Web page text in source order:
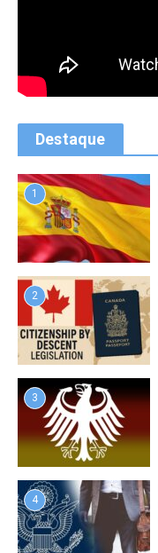
Destaque
1
2
3
4